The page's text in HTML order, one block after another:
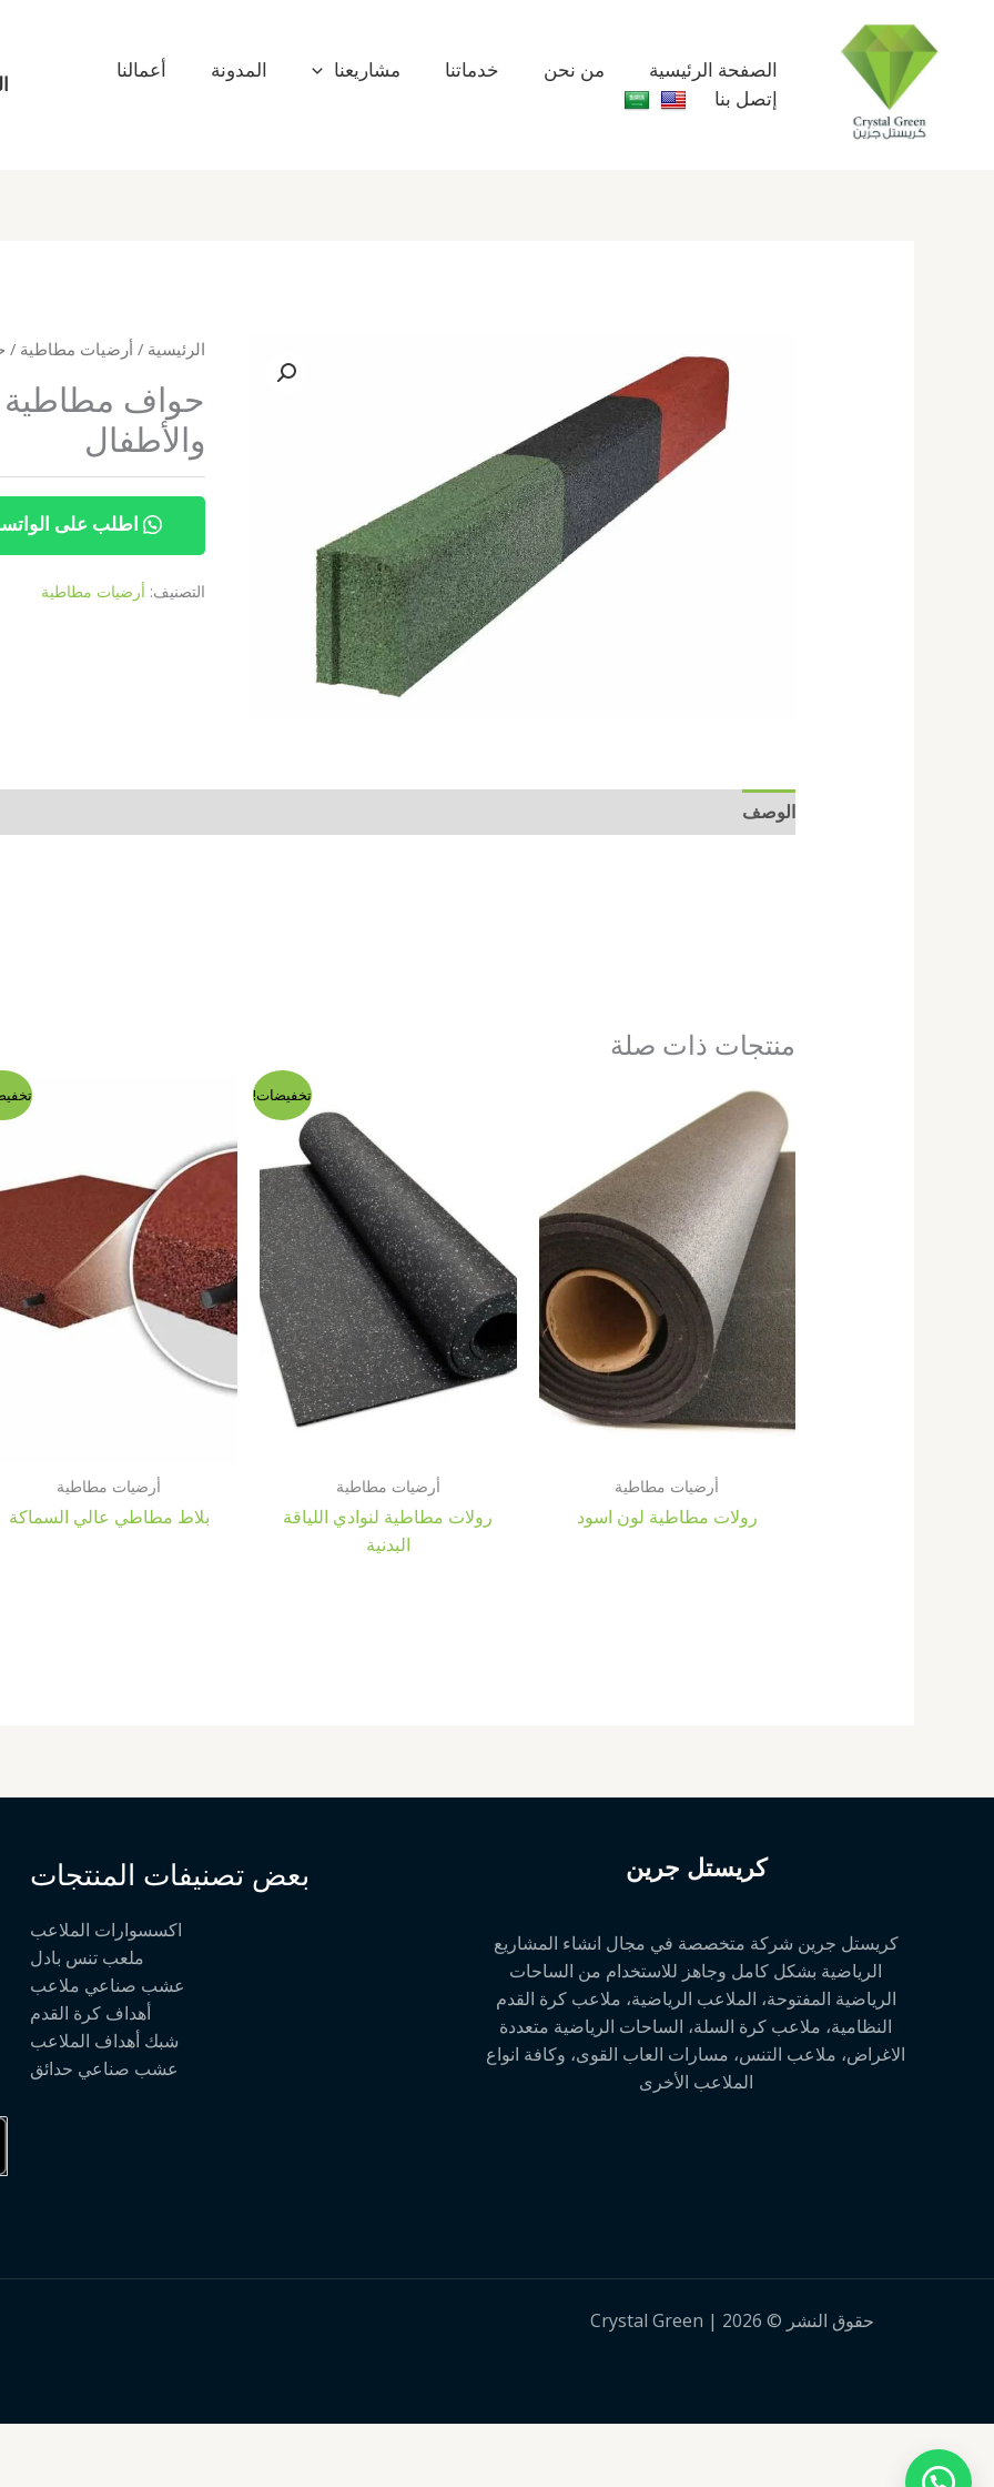
الصفحة الرئيسية من نحن خدماتنا مشاريعنا المدونة
أعمالنا
إتصل بنا
الرئيسية /أرضيات مطاطية /
حواف مطاطية
والأطفال
اطلب على
التصنيف: أرضيات مطاطية
الوصف
منتجات ذات صلة
أرضيات مطاطية
رولات مطاطية لون اسود
تخفيضات!
أرضيات مطاطية
رولات مطاطية لنوادي اللياقة
البدنية
أرضيات مطاطية
بلاط مطاطي عالي السماكة
كريستل جرين
كريستل جرين شركة متخصصة في مجال انشاء المشاريع
الرياضية بشكل كامل وجاهز للاستخدام من الساحات
الرياضية المفتوحة، الملاعب الرياضية، ملاعب كرة القدم
النظامية، ملاعب كرة السلة، الساحات الرياضية متعددة
الاغراض، ملاعب التنس، مسارات العاب القوى، وكافة انواع
الملاعب الأخرى
بعض تصنيفات المنتجات
اكسسوارات الملاعب
ملعب تنس بادل
عشب صناعي ملاعب
أهداف كرة القدم
شبك أهداف الملاعب
عشب صناعي حدائق
حقوق النشر © 2026 | Crystal Green